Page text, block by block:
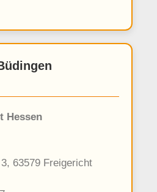
Hessen
63579 Freigericht